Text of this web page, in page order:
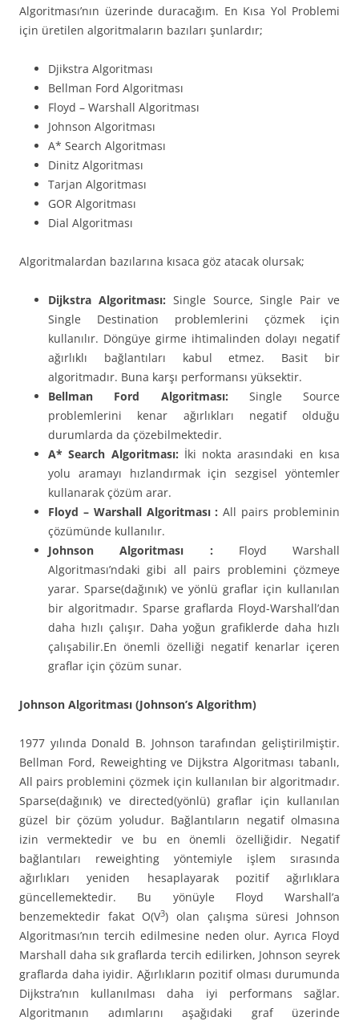
Algoritması’nın üzerinde duracağım. En Kısa Yol Problemi
için üretilen algoritmaların bazıları şunlardır;
Djikstra Algoritması
Bellman Ford Algoritması
Floyd – Warshall Algoritması
Johnson Algoritması
A* Search Algoritması
Dinitz Algoritması
Tarjan Algoritması
GOR Algoritması
Dial Algoritması
Algoritmalardan bazılarına kısaca göz atacak olursak;
Dijkstra Algoritması: Single Source, Single Pair ve
Single Destination problemlerini çözmek için
kullanılır. Döngüye girme ihtimalinden dolayı negatif
ağırlıklı bağlantıları kabul etmez. Basit bir
algoritmadır. Buna karşı performansı yüksektir.
Bellman Ford Algoritması: Single Source
problemlerini kenar ağırlıkları negatif olduğu
durumlarda da çözebilmektedir.
A* Search Algoritması: İki nokta arasındaki en kısa
yolu aramayı hızlandırmak için sezgisel yöntemler
kullanarak çözüm arar.
Floyd – Warshall Algoritması :All pairs probleminin
çözümünde kullanılır.
Johnson Algoritması : Floyd Warshall
Algoritması’ndaki gibi all pairs problemini çözmeye
yarar. Sparse(dağınık) ve yönlü graflar için kullanılan
bir algoritmadır. Sparse graflarda Floyd-Warshall’dan
daha hızlı çalışır. Daha yoğun grafiklerde daha hızlı
çalışabilir.En önemli özelliği negatif kenarlar içeren
graflar için çözüm sunar.
Johnson Algoritması (Johnson’s Algorithm)
1977 yılında Donald B. Johnson tarafından geliştirilmiştir.
Bellman Ford, Reweighting ve Dijkstra Algoritması tabanlı,
All pairs problemini çözmek için kullanılan bir algoritmadır.
Sparse(dağınık) ve directed(yönlü) graflar için kullanılan
güzel bir çözüm yoludur. Bağlantıların negatif olmasına
izin vermektedir ve bu en önemli özelliğidir. Negatif
bağlantıları reweighting yöntemiyle işlem sırasında
ağırlıkları yeniden hesaplayarak pozitif ağırlıklara
güncellemektedir. Bu yönüyle Floyd Warshall’a
benzemektedir fakat O(V3) olan çalışma süresi Johnson
Algoritması’nın tercih edilmesine neden olur. Ayrıca Floyd
Marshall daha sık graflarda tercih edilirken, Johnson seyrek
graflarda daha iyidir. Ağırlıkların pozitif olması durumunda
Dijkstra’nın kullanılması daha iyi performans sağlar.
Algoritmanın adımlarını aşağıdaki graf üzerinde